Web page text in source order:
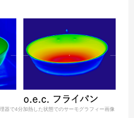
で4分加熱した状態でのサーモグラフィー画像